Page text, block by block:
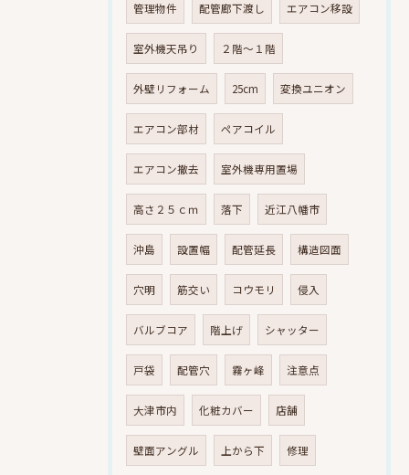
管理物件 配管廊下渡し エアコン移設
室外機天吊り ２階～１階
外壁リフォーム 25cm 変換ユニオン
エアコン部材 ペアコイル
エアコン撤去 室外機専用置場
高さ２５ｃｍ 落下 近江八幡市
沖島 設置幅 配管延長 構造図面
穴明 筋交い コウモリ 侵入
バルブコア 階上げ シャッター
戸袋 配管穴 霧ヶ峰 注意点
大津市内 化粧カバー 店舗
壁面アングル 上から下 修理